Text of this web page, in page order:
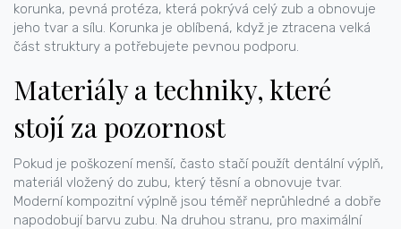
korunka, pevná protéza, která pokrývá celý zub a obnovuje
jeho tvar a sílu. Korunka je oblíbená, když je ztracena velká
část struktury a potřebujete pevnou podporu.
Materiály a techniky, které
stojí za pozornost
Pokud je poškození menší, často stačí použít dentální výplň,
materiál vložený do zubu, který těsní a obnovuje tvar.
Moderní kompozitní výplně jsou téměř neprůhledné a dobře
napodobují barvu zubu. Na druhou stranu, pro maximální